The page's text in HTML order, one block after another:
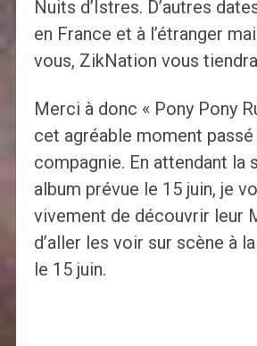
Nuits d’Istres. D’autres
en France et à l’étranger
vous, ZikNation vous
Merci à donc « Pony Pony
cet agréable moment passé
compagnie. En attendant la
album prévue le 15 juin, je
vivement de découvrir leur
d’aller les voir sur scène à
le 15 juin.